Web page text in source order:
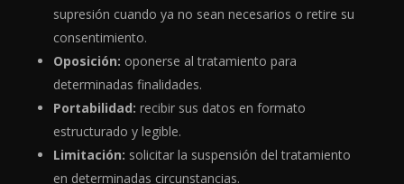
supresión cuando ya no sean necesarios o retire su
consentimiento.
Oposición: oponerse al tratamiento para
determinadas finalidades.
Portabilidad: recibir sus datos en formato
estructurado y legible.
Limitación: solicitar la suspensión del tratamiento
en determinadas circunstancias.